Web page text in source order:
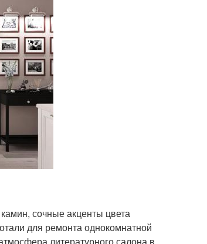
сочные акценты цвета
для ремонта однокомнатной